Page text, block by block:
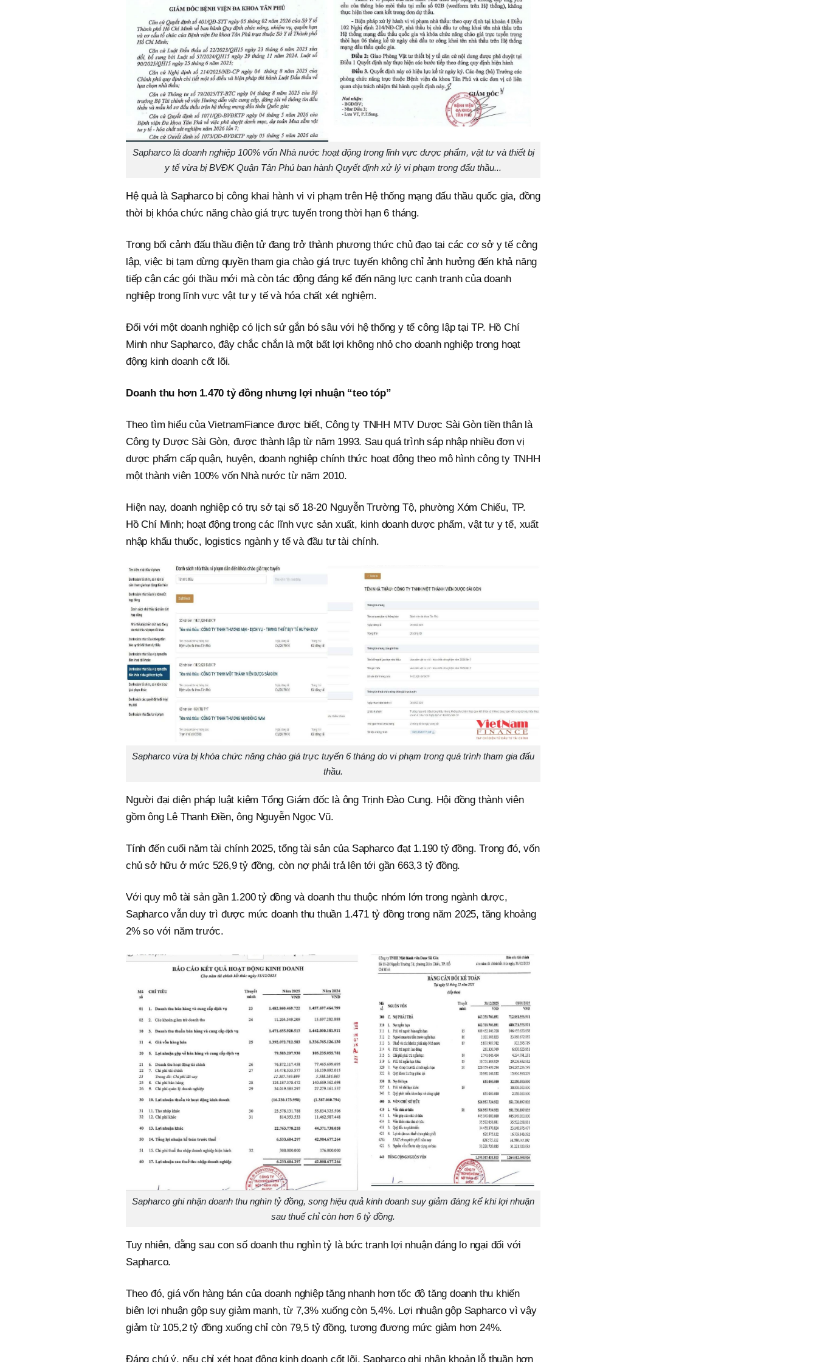
Sapharco là doanh nghiệp 100% vốn Nhà nước hoạt động trong lĩnh vực dược phẩm, vật tư và thiết bị
y tế vừa bị BVĐK Quận Tân Phú ban hành Quyết định xử lý vi phạm trong đấu thầu...
Hệ quả là Sapharco bị công khai hành vi vi phạm trên Hệ thống mạng đấu thầu quốc gia, đồng
thời bị khóa chức năng chào giá trực tuyến trong thời hạn 6 tháng.
Trong bối cảnh đấu thầu điện tử đang trở thành phương thức chủ đạo tại các cơ sở y tế công
lập, việc bị tạm dừng quyền tham gia chào giá trực tuyến không chỉ ảnh hưởng đến khả năng
tiếp cận các gói thầu mới mà còn tác động đáng kể đến năng lực cạnh tranh của doanh
nghiệp trong lĩnh vực vật tư y tế và hóa chất xét nghiệm.
Đối với một doanh nghiệp có lịch sử gắn bó sâu với hệ thống y tế công lập tại TP. Hồ Chí
Minh như Sapharco, đây chắc chắn là một bất lợi không nhỏ cho doanh nghiệp trong hoạt
động kinh doanh cốt lõi.
Doanh thu hơn 1.470 tỷ đồng nhưng lợi nhuận “teo tóp”
Theo tìm hiểu của VietnamFiance được biết, Công ty TNHH MTV Dược Sài Gòn tiền thân là
Công ty Dược Sài Gòn, được thành lập từ năm 1993. Sau quá trình sáp nhập nhiều đơn vị
dược phẩm cấp quận, huyện, doanh nghiệp chính thức hoạt động theo mô hình công ty TNHH
một thành viên 100% vốn Nhà nước từ năm 2010.
Hiện nay, doanh nghiệp có trụ sở tại số 18-20 Nguyễn Trường Tộ, phường Xóm Chiếu, TP.
Hồ Chí Minh; hoạt động trong các lĩnh vực sản xuất, kinh doanh dược phẩm, vật tư y tế, xuất
nhập khẩu thuốc, logistics ngành y tế và đầu tư tài chính.
Sapharco vừa bị khóa chức năng chào giá trực tuyến 6 tháng do vi phạm trong quá trình tham gia đấu
thầu.
Người đại diện pháp luật kiêm Tổng Giám đốc là ông Trịnh Đào Cung. Hội đồng thành viên
gồm ông Lê Thanh Điền, ông Nguyễn Ngọc Vũ.
Tính đến cuối năm tài chính 2025, tổng tài sản của Sapharco đạt 1.190 tỷ đồng. Trong đó, vốn
chủ sở hữu ở mức 526,9 tỷ đồng, còn nợ phải trả lên tới gần 663,3 tỷ đồng.
Với quy mô tài sản gần 1.200 tỷ đồng và doanh thu thuộc nhóm lớn trong ngành dược,
Sapharco vẫn duy trì được mức doanh thu thuần 1.471 tỷ đồng trong năm 2025, tăng khoảng
2% so với năm trước.
Sapharco ghi nhận doanh thu nghìn tỷ đồng, song hiệu quả kinh doanh suy giảm đáng kể khi lợi nhuận
sau thuế chỉ còn hơn 6 tỷ đồng.
Tuy nhiên, đằng sau con số doanh thu nghìn tỷ là bức tranh lợi nhuận đáng lo ngại đối với
Sapharco.
Theo đó, giá vốn hàng bán của doanh nghiệp tăng nhanh hơn tốc độ tăng doanh thu khiến
biên lợi nhuận gộp suy giảm mạnh, từ 7,3% xuống còn 5,4%. Lợi nhuận gộp Sapharco vì vậy
giảm từ 105,2 tỷ đồng xuống chỉ còn 79,5 tỷ đồng, tương đương mức giảm hơn 24%.
Đáng chú ý, nếu chỉ xét hoạt động kinh doanh cốt lõi, Sapharco ghi nhận khoản lỗ thuần hơn